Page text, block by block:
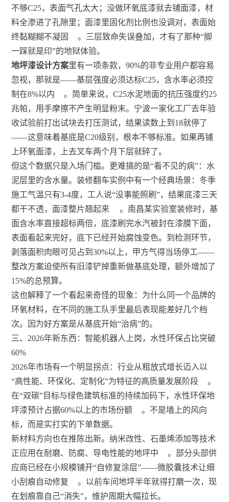
不够C25，表面气孔太大；没做环氧底漆就去铺面漆，材
料全渗进了孔隙里；面漆里固化剂比例也没调对，表面始
终黏糊糊不凝固
。三层致命失误叠加，才有了那种“脚
一踩就是印”的地狱体验。
地坪漆设计方案里有一项条款，90%的非专业用户都容易
忽视，那就是——基层强度必须达标C25，含水率必须控
制在8%以内
。简单来说，C25水泥地面的抗压强度约25
兆帕，用手摩擦不产生明显粉末。宁波一家化工厂去年验
收试验前打出试块去打压测试，结果读数上到18就停了
——这意味着基底是C20级别，根本不够标准。如果再铺
上环氧面漆，上去叉车两个月下层就碎了。
但这个数据只是入场门槛。更难搞的是“看不见的病”：水
泥层里的含水量。装修翻车实例中有一个经典场景：冬季
施工气温只有3-4度，工人说“没事能照刷”，结果底漆三天
都干不透，面漆整片翘起来
。南昌某实验室装修时，基
面含水率直接超标两倍，底漆刷完水汽被封在漆膜下面，
表面看起来完好，底下已经开始腐蚀变色。到检测环节，
剥落面积肉眼可见占到30%以上，甲方气得当场停工——
整改方案迫使所有旧漆铲掉重新做基底处理，额外增加了
15%的总预算。
这也解释了一个看起来奇怪的现象：为什么同一个品牌的
环氧材料，在不同的施工队手里最后表现能差好几个档
次。因为好方案是从基底开始“治病”的。
三、2026年新东西：智能机器人上岗，水性环保占比突破
60%
2026年市场有一个明显拐点：行业从粗放式增长迈入以
“高性能、环保化、定制化”为特征的高质量发展阶段
。
在“双碳”目标与绿色建筑标准的持续加码下，水性环保地
坪漆预计占据60%以上的市场份额
。不是墙上的风向
标，而是实打实的下单数据。
新材料方向也在推陈出新。纳米改性、石墨烯添加等技术
正应用在耐磨、防腐、导电性能的地坪中
。部分头部供
应商已经在小规模铺开“自修复涂层”——微胶囊技术让细
小刮痕自动修复
。以前车间地坪半年就得打磨一次，现
在划痕靠自己“消失”，维护周期大幅拉长。